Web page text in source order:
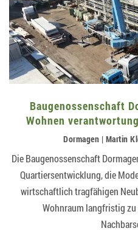
Baugenossenschaft
Wohnen
Dormagen | Martin
Die Baugenossenschaft
Quartiersentwicklung, die
wirtschaftlich tragfähigen
Wohnraum langfristig